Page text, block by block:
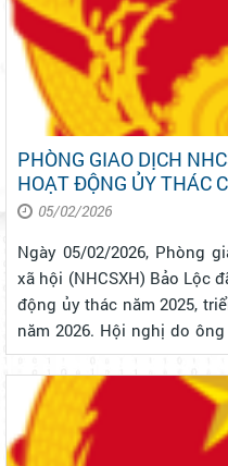
PHÒNG GIAO DỊCH
HOẠT ĐỘNG ỦY THÁC
HUY HIỆU QUẢ TÍN
05/02/2026
Ngày 05/02/2026, Phòng
xã hội (NHCSXH) Bảo Lộc
động ủy thác năm 2025,
năm 2026. Hội nghị do
Bảo Lộc chủ trì, tham dự
Việt Nam các phường...